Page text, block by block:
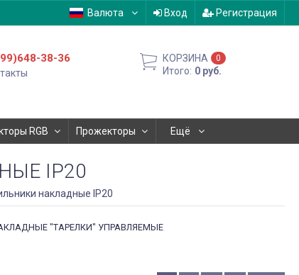
Валюта Вход Регистрация
38-36 КОРЗИНА 0
Итого: 0 руб.
RGB Прожекторы Ещё
IP20
накладные IP20
"ТАРЕЛКИ" УПРАВЛЯЕМЫЕ